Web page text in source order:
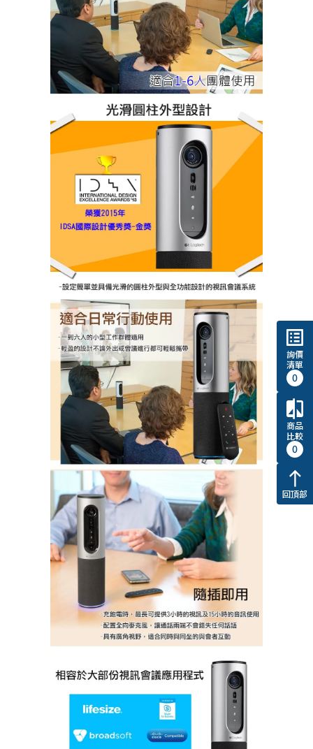
list_alt
詢價
清單
0
compare
商品
比較
0
north
回頂部